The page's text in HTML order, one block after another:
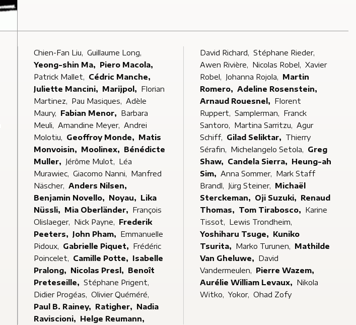
Chien-Fan Liu, Guillaume Long,
Yeong-shin Ma, Piero Macola,
Patrick Mallet, Cédric Manche,
Juliette Mancini, Marijpol, Florian
Martinez, Pau Masiques, Adèle
Maury, Fabian Menor, Barbara
Meuli, Amandine Meyer, Andrei
Molotiu,
Geoffroy Monde, Matis
Monvoisin, Moolinex, Bénédicte
Muller, Jérôme Mulot, Léa
Murawiec, Giacomo Nanni, Manfred
Näscher, Anders Nilsen,
Benjamin Novello, Noyau, Lika
Nüssli, Mia Oberländer, François
Olislaeger, Nick Payne, Frederik
Peeters, John Pham, Emmanuelle
Pidoux, Gabrielle Piquet, Frédéric
Poincelet,
Camille Potte, Isabelle
Pralong, Nicolas Presl, Benoît
Preteseille, Stéphane Prigent,
Didier Progéas, Olivier Quéméré,
Paul B. Rainey, Ratigher, Nadia
Raviscioni, Helge Reumann,
David Richard, Stéphane Rieder,
Awen Rivière, Nicolas Robel, Xavier
Robel, Johanna Rojola, Martin
Romero, Adeline Rosenstein,
Arnaud Rouesnel, Florent
Ruppert, Samplerman, Franck
Santoro, Martina Sarritzu, Agur
Schiff, Gilad Seliktar, Thierry
Sérafin, Michelangelo Setola, Greg
Shaw, Candela Sierra, Heung-ah
Sim, Anna Sommer, Mark Staff
Brandl, Jürg Steiner, Michaël
Sterckeman,
Oji Suzuki, Renaud
Thomas, Tom Tirabosco, Karine
Tissot, Lewis Trondheim,
Yoshiharu Tsuge, Kuniko
Tsurita, Marko Turunen, Mathilde
Van Gheluwe, David
Vandermeulen, Pierre Wazem,
Aurélie William Levaux, Nikola
Witko, Yokor, Ohad Zofy